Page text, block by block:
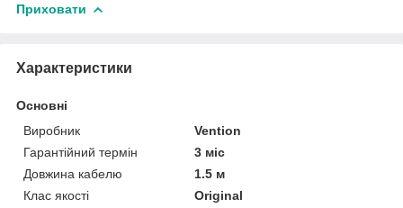
Приховати
Характеристики
Основні
Виробник
Vention
Гарантійний термін
3 міс
Довжина кабелю
1.5 м
Клас якості
Original